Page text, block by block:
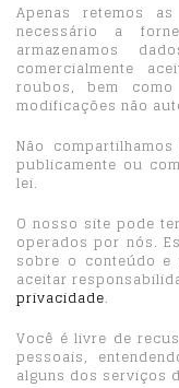
Apenas retemos
necessário a
armazenamos
comercialmente
roubos, bem
modificações não
Não
publicamente ou
lei.
O nosso site pode
operados por nós.
sobre o conteúdo e
aceitar
privacidade.
Você é livre de
pessoais,
alguns dos serviços